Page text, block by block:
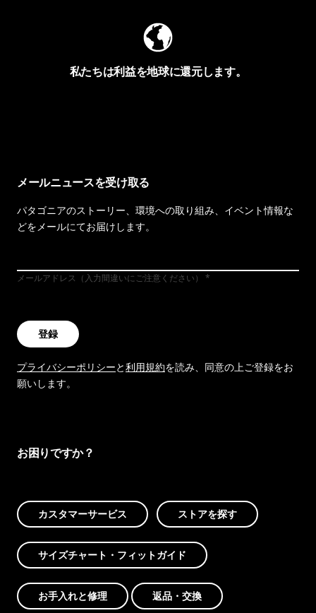
私たちは利益を地球に還元します。
メールニュースを受け取る
パタゴニアのストーリー、環境への取り組み、イベント情報な
どをメールにてお届けします。
メールアドレス（入力間違いにご注意ください）
登録
プライバシーポリシーと利用規約を読み、同意の上ご登録をお
願いします。
お困りですか？
カスタマーサービス ストアを探す
サイズチャート・フィットガイド
お手入れと修理 返品・交換